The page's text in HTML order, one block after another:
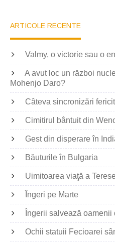
ARTICOLE RECENTE
Valmy, o victorie sau o
A avut loc un război
Mohenjo Daro?
Câteva sincronizări
Cimitirul bântuit din
Gest din disperare în
Băuturile în Bulgaria
Uimitoarea viaţă a
Îngeri pe Marte
Îngerii salvează oamenii
Ochii statuii Fecioarei